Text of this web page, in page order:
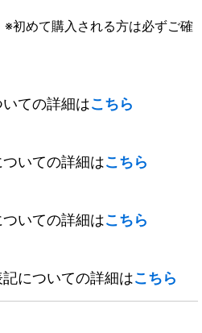
※初めて購入される方は必ずご確
ての詳細はこちら
いての詳細はこちら
いての詳細はこちら
についての詳細はこちら